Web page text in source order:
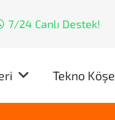
7/24 Canlı Destek!
Tekno Köşe